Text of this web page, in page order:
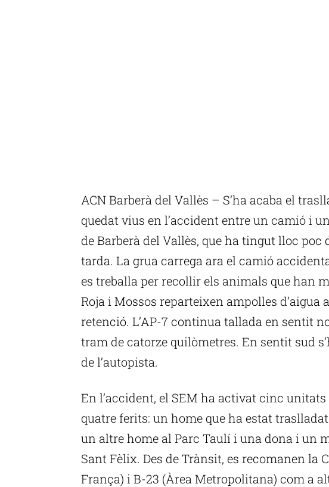
ACN Barberà del Vallès – S’ha acaba el
quedat vius en l’accident entre un camió i
de Barberà del Vallès, que ha tingut lloc poc
tarda. La grua carrega ara el camió
es treballa per recollir els animals que han
Roja i Mossos reparteixen ampolles d’aigua
retenció. L’AP-7 continua tallada en sentit
tram de catorze quilòmetres. En sentit sud
de l’autopista.
En l’accident, el SEM ha activat cinc
quatre ferits: un home que ha estat
un altre home al Parc Taulí i una dona i un
Sant Fèlix. Des de Trànsit, es recomanen la
França) i B-23 (Àrea Metropolitana) com a